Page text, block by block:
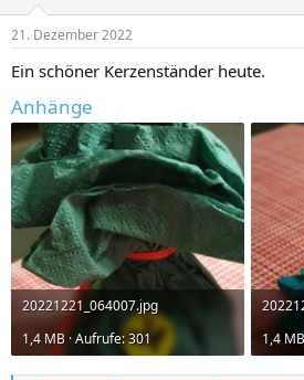
s
21. Dezember 2022
Ein schöner Kerzenständer heute.
Anhänge
20221221_064007.jpg
1,4 MB · Aufrufe: 301
1,4